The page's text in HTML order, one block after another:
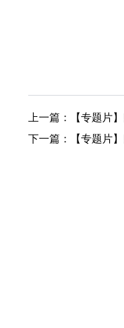
上一篇：
【专题片
下一篇：
【专题片